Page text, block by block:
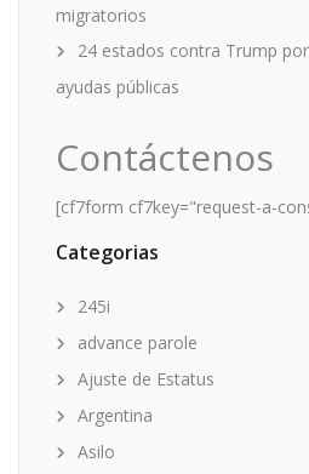
migratorios
24 estados contra Trump
ayudas públicas
Contáctenos
[cf7form cf7key="request-a-
Categorias
245i
advance parole
Ajuste de Estatus
Argentina
Asilo